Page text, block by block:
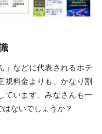
」などに代表されるホテ
規料金よりも、かなり割
ています。みなさんも一
ないでしょうか？